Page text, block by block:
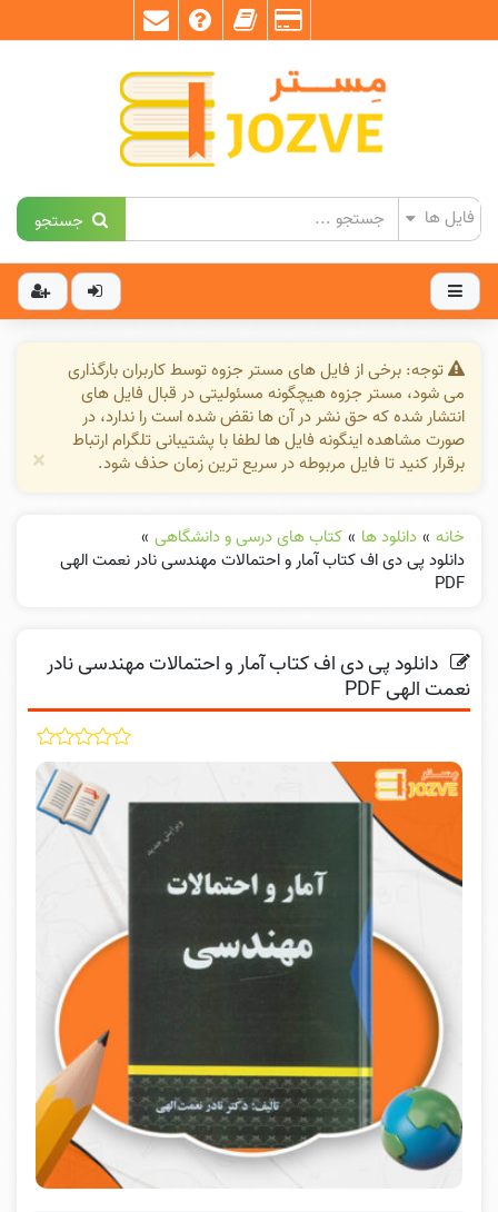
جستجو
توجه: برخی از فایل های مستر جزوه توسط کاربران بارگذاری
می شود، مستر جزوه هیچگونه مسئولیتی در قبال فایل های
انتشار شده که حق نشر در آن ها نقض شده است را ندارد، در
صورت مشاهده اینگونه فایل ها لطفا با پشتیبانی تلگرام ارتباط
برقرار کنید تا فایل مربوطه در سریع ترین زمان حذف شود.
×
خانه » دانلود ها » کتاب های درسی و دانشگاهی »
دانلود پی دی اف کتاب آمار و احتمالات مهندسی نادر نعمت الهی
PDF
دانلود پی دی اف کتاب آمار و احتمالات مهندسی نادر
نعمت الهی PDF